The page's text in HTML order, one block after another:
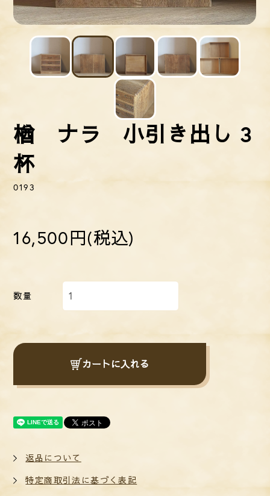
楢 ナラ 小引き出し 3
杯
0193
16,500円(税込)
数量
カートに入れる
返品について
特定商取引法に基づく表記